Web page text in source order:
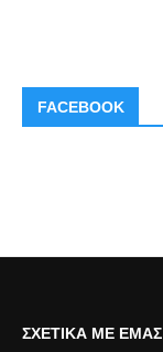
FACEBOOK
ΣΧΕΤΙΚΆ ΜΕ ΕΜΆΣ